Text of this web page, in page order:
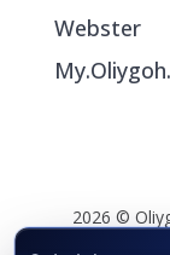
Ma'lumotlar
Imtihonlar